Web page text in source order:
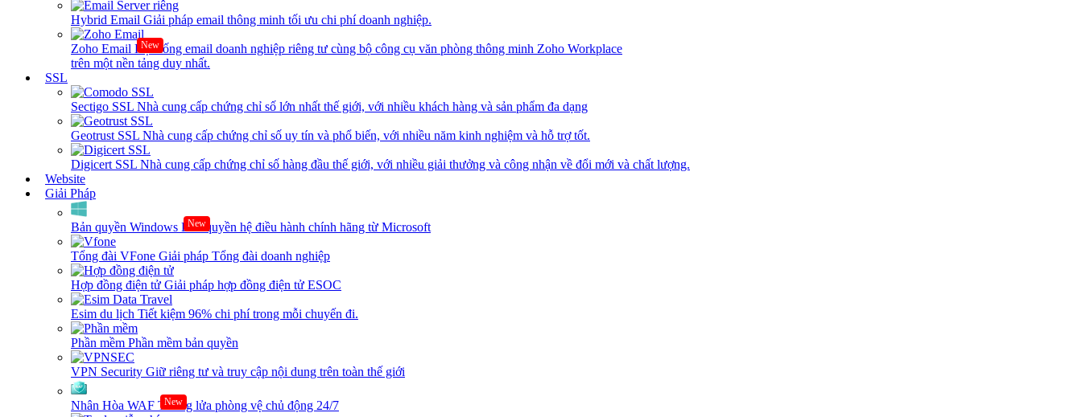
Hybrid Email Giải pháp email thông minh tối ưu chi phí doanh nghiệp.
Zoho Email New
Hệ thống email doanh nghiệp riêng tư cùng bộ công cụ văn phòng thông minh Zoho Workplace
trên một nền tảng duy nhất.
SSL
Sectigo SSL Nhà cung cấp chứng chỉ số lớn nhất thế giới, với nhiều khách hàng và sản phẩm đa dạng
Geotrust SSL Nhà cung cấp chứng chỉ số uy tín và phổ biến, với nhiều năm kinh nghiệm và hỗ trợ tốt.
Digicert SSL Nhà cung cấp chứng chỉ số hàng đầu thế giới, với nhiều giải thưởng và công nhận về đổi mới và chất lượng.
Website
Giải Pháp
Bản quyền Windows New
Bản quyền hệ điều hành chính hãng từ Microsoft
Tổng đài VFone Giải pháp Tổng đài doanh nghiệp
Hợp đồng điện tử Giải pháp hợp đồng điện tử ESOC
Esim du lịch Tiết kiệm 96% chi phí trong mỗi chuyến đi.
Phần mềm Phần mềm bản quyền
VPN Security Giữ riêng tư và truy cập nội dung trên toàn thế giới
Nhân Hòa WAF New
Tường lửa phòng vệ chủ động 24/7